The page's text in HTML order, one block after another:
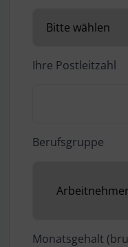
Ihre Postleitzahl
Berufsgruppe
Monatsgehalt